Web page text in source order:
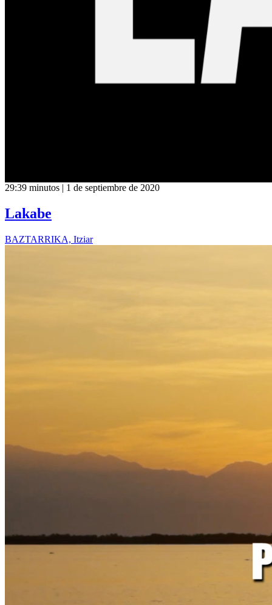
29:39 minutos | 1 de septiembre de 2020
Lakabe
BAZTARRIKA, Itziar